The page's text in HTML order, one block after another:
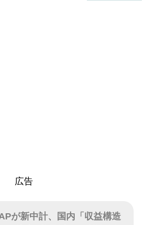
広告
が新中計、国内「収益構造